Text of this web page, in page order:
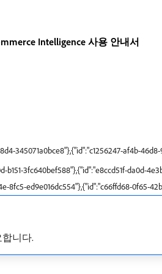
Intelligence 사용 안내서
345071a0bce8"},{"id":"c1256247-af4b-
b151-3fc640bef588"},{"id":"e8ccd51f-da0d-
8fc5-ed9e016dc554"},{"id":"c66ffd68-0f65-
니다.